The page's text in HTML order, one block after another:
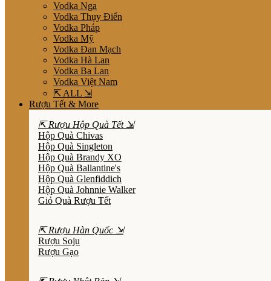
Vodka Nga
Vodka Thụy Điển
Vodka Pháp
Vodka Mỹ
Vodka Đan Mạch
Vodka Hà Lan
Vodka Ba Lan
Vodka Việt Nam
⇱ ALL ⇲
Rượu Tết & More
⇱ Rượu Hộp Quà Tết ⇲
Hộp Quà Chivas
Hộp Quà Singleton
Hộp Quà Brandy XO
Hộp Quà Ballantine's
Hộp Quà Glenfiddich
Hộp Quà Johnnie Walker
Giỏ Quà Rượu Tết
⇱ Rượu Hàn Quốc ⇲
Rượu Soju
Rượu Gạo